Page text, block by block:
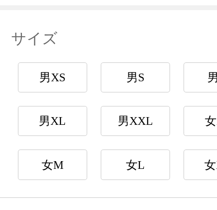
サイズ
男XS 男S
男XL 男XXL
女M 女L